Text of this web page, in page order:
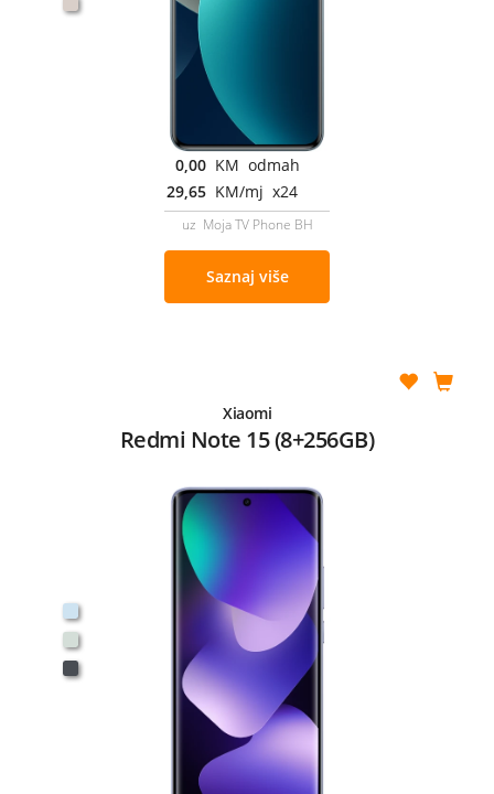
0,00 KM odmah
29,65 KM/mj x24
uz Moja TV Phone BH
Saznaj više
Xiaomi
Redmi Note 15 (8+256GB)